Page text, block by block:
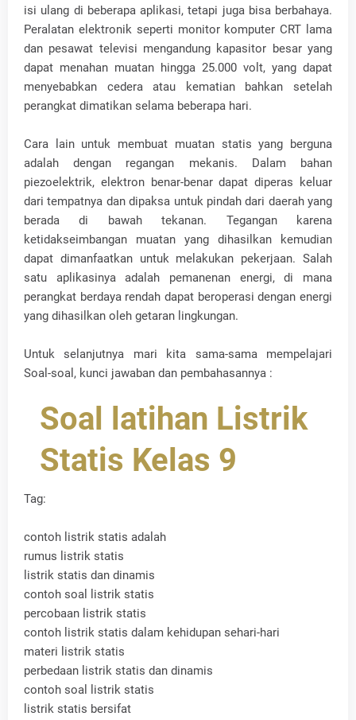
isi ulang di beberapa aplikasi, tetapi juga bisa berbahaya.
Peralatan elektronik seperti monitor komputer CRT lama
dan pesawat televisi mengandung kapasitor besar yang
dapat menahan muatan hingga 25.000 volt, yang dapat
menyebabkan cedera atau kematian bahkan setelah
perangkat dimatikan selama beberapa hari.
Cara lain untuk membuat muatan statis yang berguna
adalah dengan regangan mekanis. Dalam bahan
piezoelektrik, elektron benar-benar dapat diperas keluar
dari tempatnya dan dipaksa untuk pindah dari daerah yang
berada di bawah tekanan. Tegangan karena
ketidakseimbangan muatan yang dihasilkan kemudian
dapat dimanfaatkan untuk melakukan pekerjaan. Salah
satu aplikasinya adalah pemanenan energi, di mana
perangkat berdaya rendah dapat beroperasi dengan energi
yang dihasilkan oleh getaran lingkungan.
Untuk selanjutnya mari kita sama-sama mempelajari
Soal-soal, kunci jawaban dan pembahasannya :
Soal latihan Listrik
Statis Kelas 9
Tag:
contoh listrik statis adalah
rumus listrik statis
listrik statis dan dinamis
contoh soal listrik statis
percobaan listrik statis
contoh listrik statis dalam kehidupan sehari-hari
materi listrik statis
perbedaan listrik statis dan dinamis
contoh soal listrik statis
listrik statis bersifat